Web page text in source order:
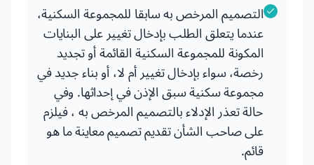
التصميم المرخص به سابقا للمجموعة السكنية،
عندما يتعلق الطلب بإدخال تغيير على البنايات
المكونة للمجموعة السكنية القائمة أو تجديد
رخصة، سواء بإدخال تغيير أم لا، أو بناء جديد في
مجموعة سكنية سبق الإذن في إحداثها. وفي
حالة تعذر الإدلاء بالتصميم المرخص به ، فيلزم
على صاحب الشأن تقديم تصميم معاينة ما هو
قائم.